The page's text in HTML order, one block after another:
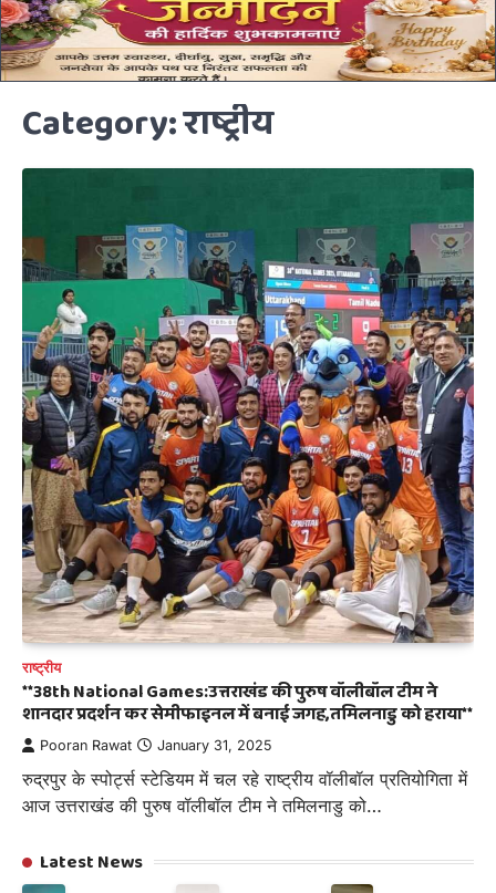
Category:राष्ट्रीय
राष्ट्रीय
**38th National Games:उत्तराखंड की पुरुष वॉलीबॉल टीम ने
शानदार प्रदर्शन कर सेमीफाइनल में बनाई जगह,तमिलनाडु को हराया**
Pooran Rawat January 31, 2025
रुद्रपुर के स्पोर्ट्स स्टेडियम में चल रहे राष्ट्रीय वॉलीबॉल प्रतियोगिता में
आज उत्तराखंड की पुरुष वॉलीबॉल टीम ने तमिलनाडु को…
Latest News